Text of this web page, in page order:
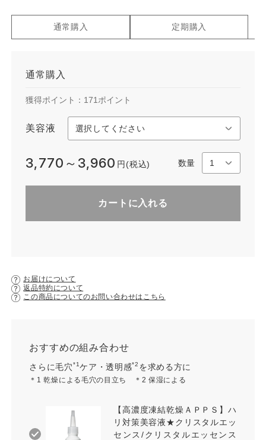
通常購入 定期購入
通常購入
獲得ポイント： 171 ポイント
美容液
3,770～3,960 円(税込) 数量
カートに入れる
お届けについて
返品特約について
この商品についてのお問い合わせはこちら
おすすめの組み合わせ
さらに毛穴*1 ケア・透明感*2 を求める方に
＊1 乾燥による毛穴の目立ち ＊2 保湿による
【高濃度凍結乾燥ＡＰＰＳ】ハ
リ対策美容液★クリスタルエッ
センス/クリスタルエッセンス